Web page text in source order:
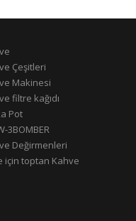
Çeşitleri
Makinesi
filtre kağıdı
Pot
3BOMBER
Değirmenleri
için toptan Kahve